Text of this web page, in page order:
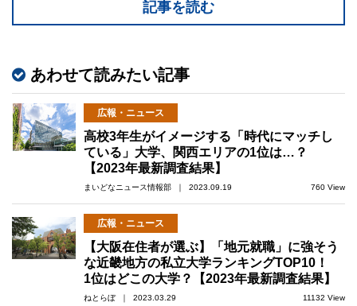
記事を読む
あわせて読みたい記事
広報・ニュース
高校3年生がイメージする「時代にマッチし
ている」大学、関西エリアの1位は…？
【2023年最新調査結果】
まいどなニュース情報部 ｜ 2023.09.19 760 View
広報・ニュース
【大阪在住者が選ぶ】「地元就職」に強そう
な近畿地方の私立大学ランキングTOP10！
1位はどこの大学？【2023年最新調査結果】
ねとらぼ ｜ 2023.03.29 11132 View